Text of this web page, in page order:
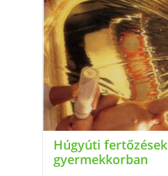
Húgyúti fertőzések
gyermekkorban